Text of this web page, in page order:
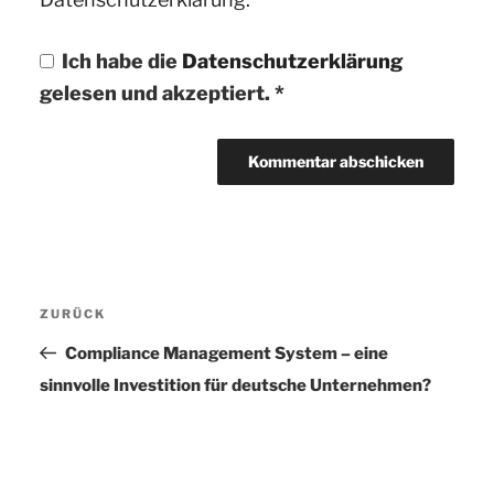
Ich habe die Datenschutzerklärung
gelesen und akzeptiert. *
Vorheriger
Beitrag
ZURÜCK
Compliance Management System – eine
sinnvolle Investition für deutsche Unternehmen?